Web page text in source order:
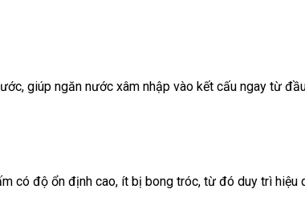
giúp ngăn nước xâm nhập vào kết cấu ngay từ
có độ ổn định cao, ít bị bong tróc, từ đó duy trì hiệu